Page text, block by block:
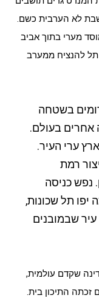
לא הערבית כשם.
מערי בתוך אביב
להנציח ממערב
בשטחה
אחרים בעולם.
ערי העיר.
רמת
נפש כניסה
יפו תל שכונות,
שבמובנים
שקדם עולמית,
זכתה התיכון בית.